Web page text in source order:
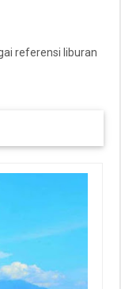
referensi liburan